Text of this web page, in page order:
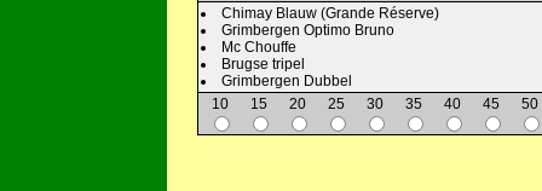
Chimay Blauw (Grande Réserve)
Grimbergen Optimo Bruno
Mc Chouffe
Brugse tripel
Grimbergen Dubbel
10
15 20 25 30 35 40 45 50